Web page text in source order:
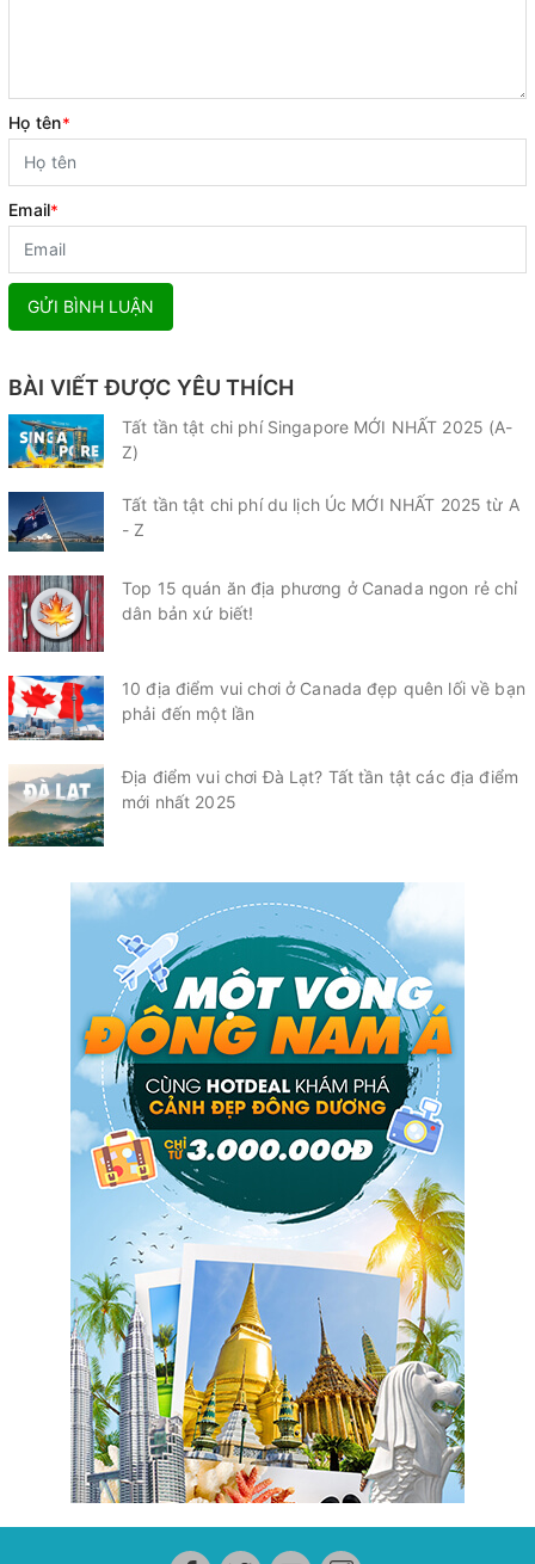
Họ tên*
Email*
GỬI BÌNH LUẬN
BÀI VIẾT ĐƯỢC YÊU THÍCH
Tất tần tật chi phí Singapore MỚI NHẤT 2025 (A-
Z)
Tất tần tật chi phí du lịch Úc MỚI NHẤT 2025 từ A
- Z
Top 15 quán ăn địa phương ở Canada ngon rẻ chỉ
dân bản xứ biết!
10 địa điểm vui chơi ở Canada đẹp quên lối về bạn
phải đến một lần
Địa điểm vui chơi Đà Lạt? Tất tần tật các địa điểm
mới nhất 2025